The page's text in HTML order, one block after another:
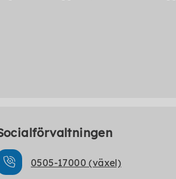
0505-17000 (växel)